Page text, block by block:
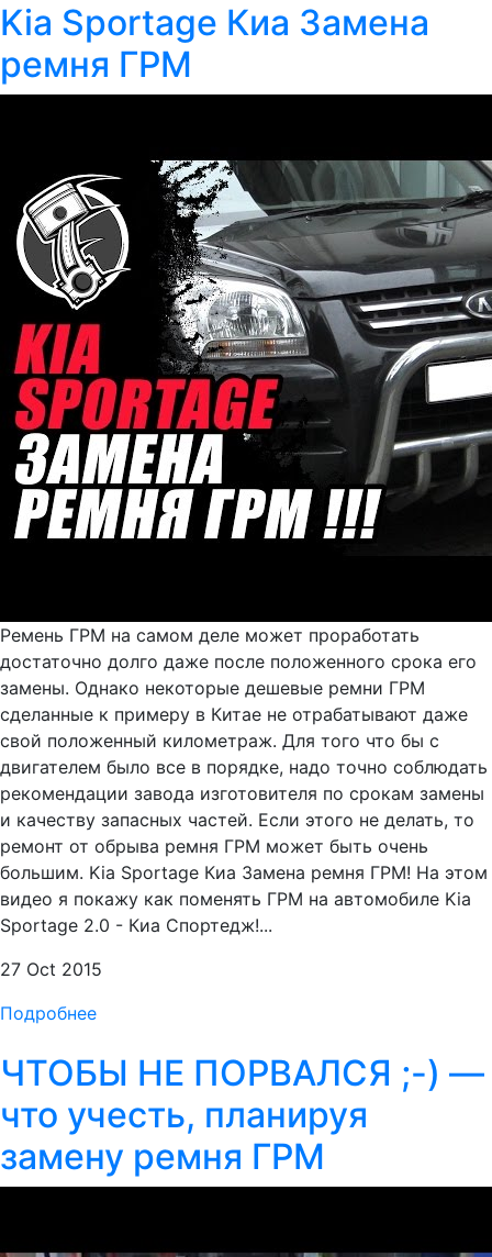
Kia Sportage Киа Замена
ремня ГРМ
Ремень ГРМ на самом деле может проработать
достаточно долго даже после положенного срока его
замены. Однако некоторые дешевые ремни ГРМ
сделанные к примеру в Китае не отрабатывают даже
свой положенный километраж. Для того что бы с
двигателем было все в порядке, надо точно соблюдать
рекомендации завода изготовителя по срокам замены
и качеству запасных частей. Если этого не делать, то
ремонт от обрыва ремня ГРМ может быть очень
большим. Kia Sportage Киа Замена ремня ГРМ! На этом
видео я покажу как поменять ГРМ на автомобиле Kia
Sportage 2.0 - Киа Спортедж!...
27 Oct 2015
Подробнее
ЧТОБЫ НЕ ПОРВАЛСЯ ;-) —
что учесть, планируя
замену ремня ГРМ